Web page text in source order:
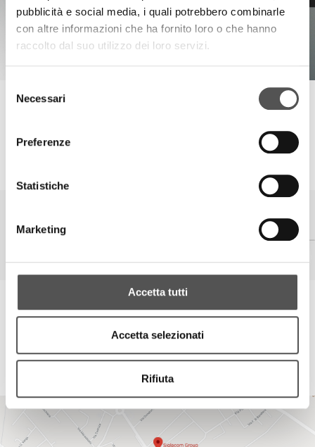
pubblicità e social media, i quali potrebbero combinarle
con altre informazioni che ha fornito loro o che hanno
raccolto dal suo utilizzo dei loro servizi.
delNecessari
Preferenze
Statistiche
Marketing
Accetta tutti
Accetta selezionati
Rifiuta
Siglacom - Relations
Per qualsiasi esigenza contattate il nostro Team Relations, saremo a